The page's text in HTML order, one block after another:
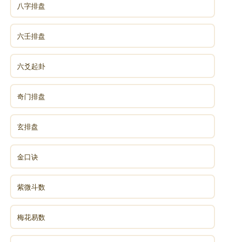
保持植株健康：健康茂盛的幸福树才能带来良好的
风水气场。若植株出现枯萎、黄叶等情况，应及时处
理，如修剪枯枝黄叶，改善养护条件使其恢复生机，或
更换新的植株。因为枯萎的植物在风水上被视为衰败的
象征，会带来不好的气场，影响家庭运势。
避免有尖锐的形态：如果幸福树的枝叶生长过于杂
乱，形成尖锐的形状，从风水角度看，可能会产生 “尖
角煞”，容易引发家庭矛盾，影响人际关系。所以要定期
修剪，保持植株圆润、规整的形态。
结合家庭成员命理
不同人的命理对植物风水的感应有所不同。例如，
若家中成员五行属火，幸福树属木，木生火，可能对其
运势有积极作用；但如果成员五行属金，金克木，可能
就需要谨慎摆放幸福树，或通过一些风水配饰来化解冲
八字排盘
六壬排盘
六爻起卦
奇门排盘
玄排盘
金口诀
紫微斗数
梅花易数